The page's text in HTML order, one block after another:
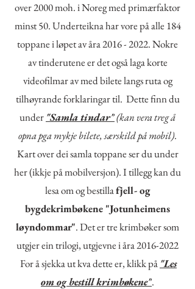
over 2000 moh. i Noreg med primærfaktor
minst 50. Underteikna har vore på alle 184
toppane i løpet av åra2016 - 2022. Nokre
av tinderutene er det også laga korte
videofilmar av med bilete langs ruta og
tilhøyrande forklaringar til. Dette finn du
under "Samla tindar"(kan vera treg å
opna pga mykje bilete, særskild på mobil).
Kart over dei samla toppane ser du under
her (ikkje på mobilversjon). I tillegg kan du
lesa om og bestillafjell- og
bygdekrimbøkene ​"Jotunheimens
løyndommar". Det er tre krimbøker som
utgjer ein trilogi, utgjevne i åra 2016-2022
For å sjekka ut kva dette er, klikk på "Les
om og bestill krimbøkene".